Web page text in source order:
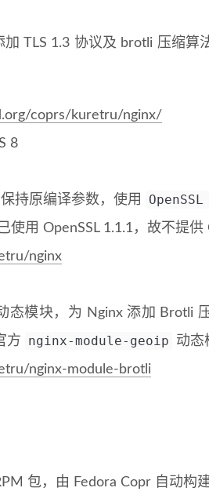
加 TLS 1.3 协议及 brotli 压缩算
coprs/kuretru/nginx/
8
持原编译参数，使用
使用 OpenSSL 1.1.1，故不提供
nginx
态模块，为 Nginx 添加 Brotli
方
nginx-module-geoip
动态
nginx-module-brotli
包，由 Fedora Copr 自动构